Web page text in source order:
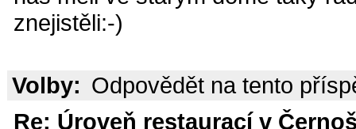
znejistěli:-)
Volby: Odpovědět na tento
Re: Úroveň restaurací v